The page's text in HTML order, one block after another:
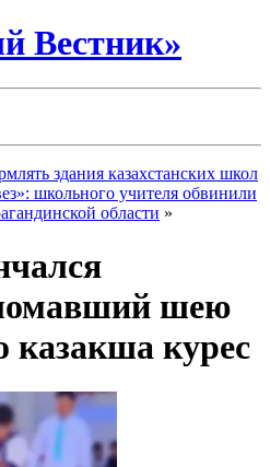
Вестник»
здания казахстанских школ
школьного учителя обвинили
области »
шею
казакша курес